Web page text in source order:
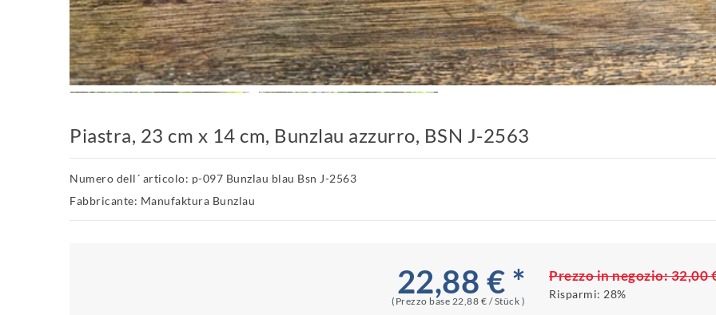
Piastra, 23 cm x 14 cm, Bunzlau azzurro, BSN J-2563
Numero dell´ articolo: p-097 Bunzlau blau Bsn J-2563
Fabbricante: Manufaktura Bunzlau
22,88 € *
(Prezzo base 22,88 € / Stück )
Prezzo in negozio:32,00
Risparmi: 28%